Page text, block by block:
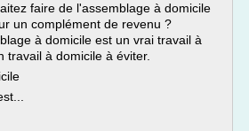
faire de l'assemblage à domicile
un complément de revenu ?
à domicile est un vrai travail à
travail à domicile à éviter.